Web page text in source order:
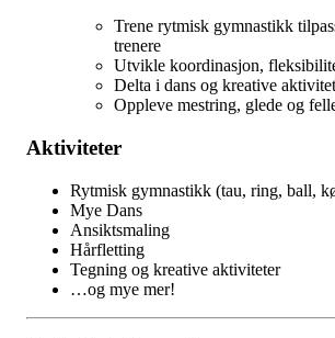
Trene rytmisk gymnastikk
trenere
Utvikle koordinasjon,
Delta i dans og kreative
Oppleve mestring, glede og
Aktiviteter
Rytmisk gymnastikk (tau, ring, ball,
Mye Dans
Ansiktsmaling
Hårfletting
Tegning og kreative aktiviteter
…og mye mer!